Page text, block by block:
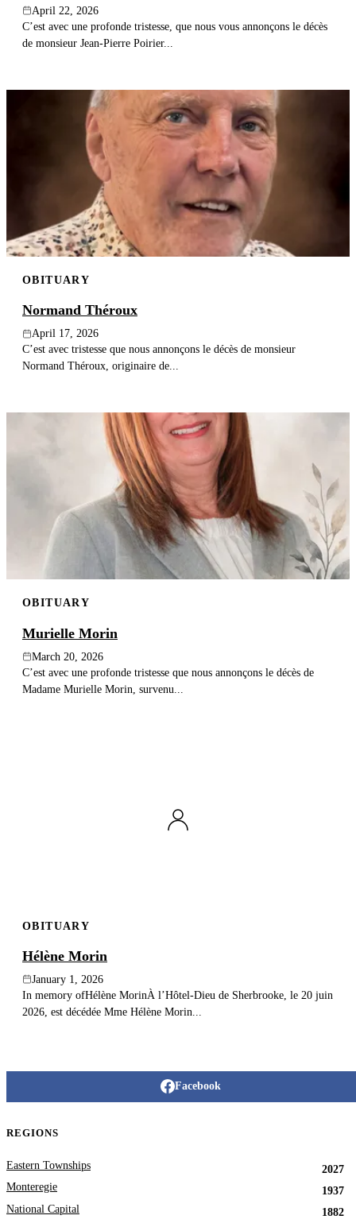
April 22, 2026
C’est avec une profonde tristesse, que nous vous annonçons le décès
de monsieur Jean-Pierre Poirier...
OBITUARY
Normand Théroux
April 17, 2026
C’est avec tristesse que nous annonçons le décès de monsieur
Normand Théroux, originaire de...
OBITUARY
Murielle Morin
March 20, 2026
C’est avec une profonde tristesse que nous annonçons le décès de
Madame Murielle Morin, survenu...
OBITUARY
Hélène Morin
January 1, 2026
In memory ofHélène MorinÀ l’Hôtel-Dieu de Sherbrooke, le 20 juin
2026, est décédée Mme Hélène Morin...
Facebook
REGIONS
Eastern Townships
2027
Monteregie
1937
National Capital
1882